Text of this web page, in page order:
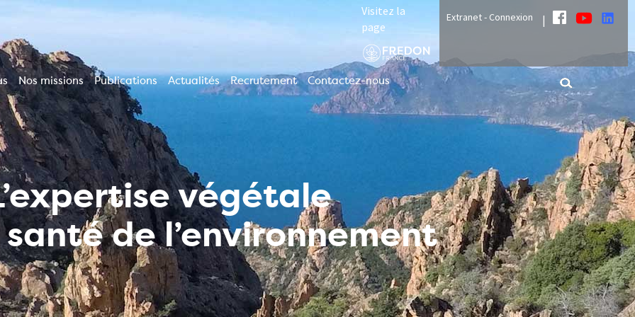
Visitez la
page
Extranet - Connexion |
Nos missions Publications Actualités Recrutement Contactez-nous
végétale
de l’environnement